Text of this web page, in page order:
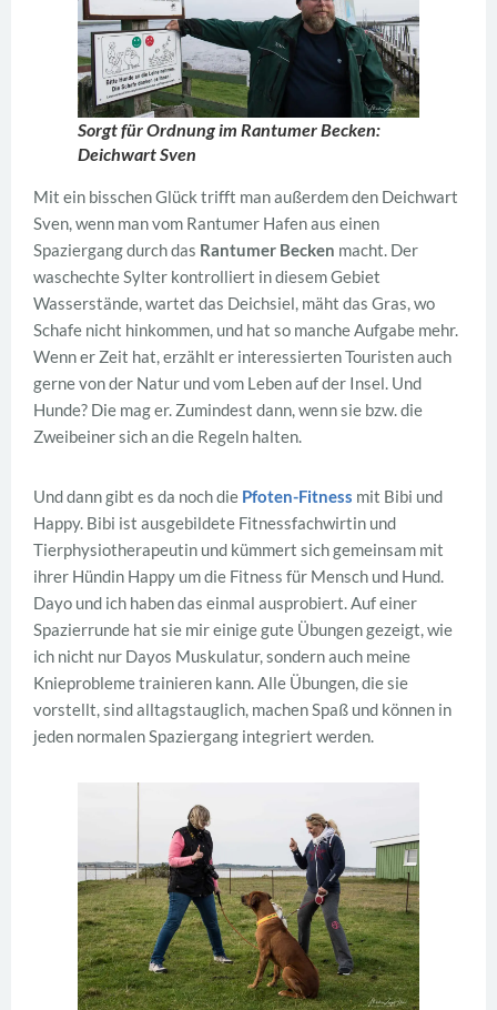
Sorgt für Ordnung im Rantumer Becken:
Deichwart Sven
Mit ein bisschen Glück trifft man außerdem den Deichwart
Sven, wenn man vom Rantumer Hafen aus einen
Spaziergang durch das Rantumer Becken macht. Der
waschechte Sylter kontrolliert in diesem Gebiet
Wasserstände, wartet das Deichsiel, mäht das Gras, wo
Schafe nicht hinkommen, und hat so manche Aufgabe mehr.
Wenn er Zeit hat, erzählt er interessierten Touristen auch
gerne von der Natur und vom Leben auf der Insel. Und
Hunde? Die mag er. Zumindest dann, wenn sie bzw. die
Zweibeiner sich an die Regeln halten.
Und dann gibt es da noch die Pfoten-Fitness mit Bibi und
Happy. Bibi ist ausgebildete Fitnessfachwirtin und
Tierphysiotherapeutin und kümmert sich gemeinsam mit
ihrer Hündin Happy um die Fitness für Mensch und Hund.
Dayo und ich haben das einmal ausprobiert. Auf einer
Spazierrunde hat sie mir einige gute Übungen gezeigt, wie
ich nicht nur Dayos Muskulatur, sondern auch meine
Knieprobleme trainieren kann. Alle Übungen, die sie
vorstellt, sind alltagstauglich, machen Spaß und können in
jeden normalen Spaziergang integriert werden.